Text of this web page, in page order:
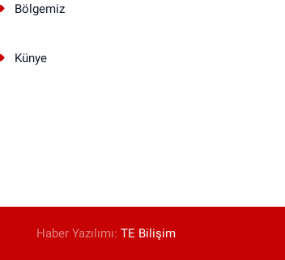
Bölgemiz
Künye
Haber Yazılımı:TE Bilişim